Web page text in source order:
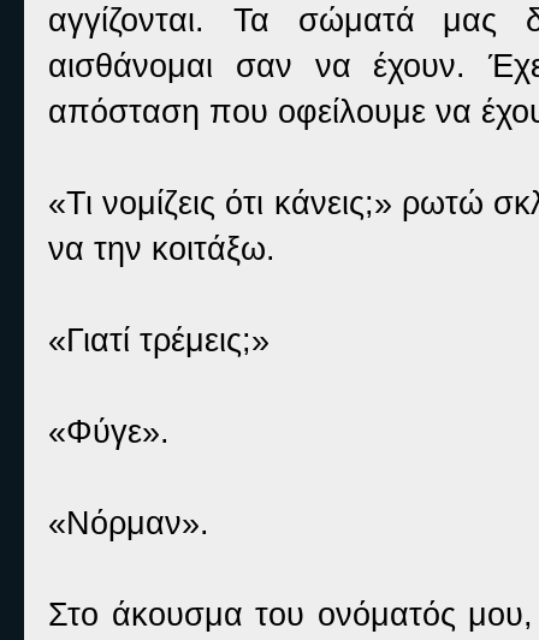
αγγίζονται. Τα σώματά
αισθάνομαι σαν να έχουν.
απόσταση που οφείλουμε να
«Τι νομίζεις ότι κάνεις;» ρωτώ
να την κοιτάξω.
«Γιατί τρέμεις;»
«Φύγε».
«Νόρμαν».
Στο άκουσμα του ονόματός